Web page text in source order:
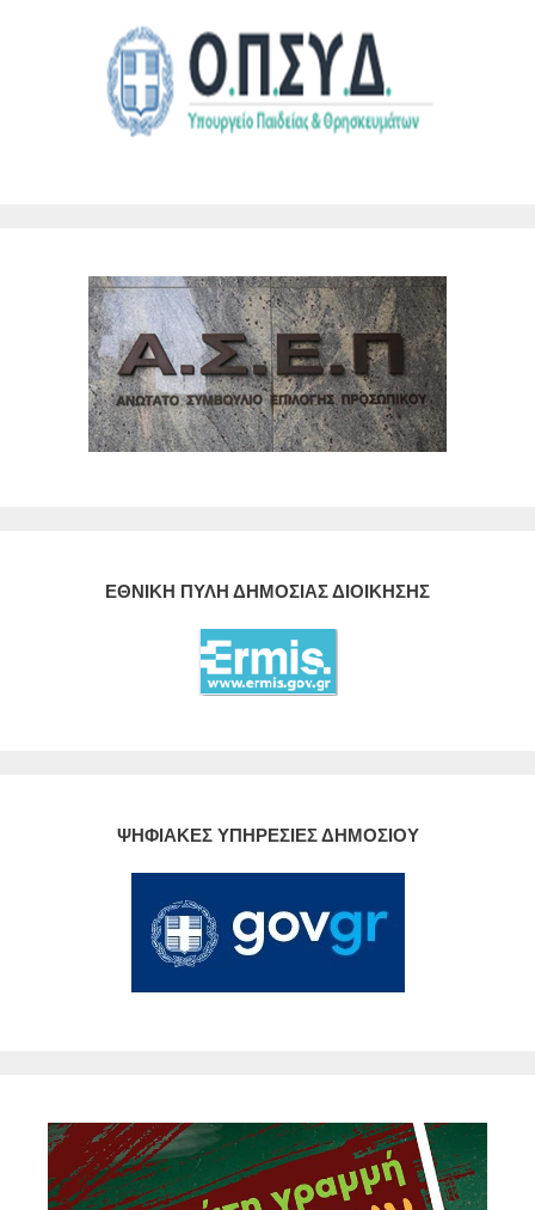
ΕΘΝΙΚΗ ΠΥΛΗ ΔΗΜΟΣΙΑΣ ΔΙΟΙΚΗΣΗΣ
ΨΗΦΙΑΚΕΣ ΥΠΗΡΕΣΙΕΣ ΔΗΜΟΣΙΟΥ